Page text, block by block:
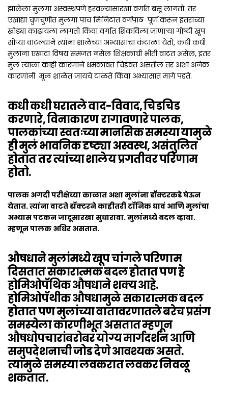
झालेला मुलगा अस्वस्थपणे हरवल्यासारखा वर्गात बसू लागतो. तर
एखाद्या चुणचुणीत मुलगा पाच मिनिटात वर्गपाठ पूर्ण करून इतरांच्या
खोड्या काढायला लागतो किंवा वर्गात शिकविला जाणाऱ्या गोष्टी खूप
सोप्या वाटल्याने त्यांना शाळेच्या अभ्यासाचा कंटाळा येतो, कधी कधी
मुलांना एखादा विषय समजत नसेल शिक्षकांची भीती वाटत असेल, इतर
मुलं त्याला काही कारणाने धमकावत चिडवत असतील तर अशा अनेक
कारणांनी मूल शाळेत जायचे टाळते किंवा अभ्यासात मागे पडते.
कधी कधी घरातले वाद-विवाद, चिडचिड
करणारे, विनाकारण रागावणारे पालक,
पालकांच्या स्वतःच्या मानसिक समस्या यामुळे
ही मुलं भावनिक दृष्ट्या अस्वस्थ, असंतुलित
होतात तर त्यांच्या शालेय प्रगतीवर परिणाम
होतो.
पालक अगदी परीक्षेच्या काळात अशा मुलांना डॉक्टरकडे घेऊन
येतात. त्यांना वाटते डॉक्टरने काहीतरी टॉनिक द्यावं आणि मुलांचा
अभ्यास पटकन जादूसारखा सुधारावा. मुलांमध्ये बदल व्हावा.
म्हणून पालक अधिर असतात.
औषधाने मुलांमध्ये खूप चांगले परिणाम
दिसतात सकारात्मक बदल होतात पण हे
होमिओपॅथिक औषधाने शक्य आहे.
होमिओपॅथीक औषधामुळे सकारात्मक बदल
होतात पण मुलांच्या वातावरणातले बरेच प्रसंग
समस्येला कारणीभूत असतात म्हणून
औषधोपचारांबरोबर योग्य मार्गदर्शन आणि
समुपदेशनाची जोड देणे आवश्यक असते.
त्यामुळे समस्या लवकरात लवकर निवळू
शकतात.